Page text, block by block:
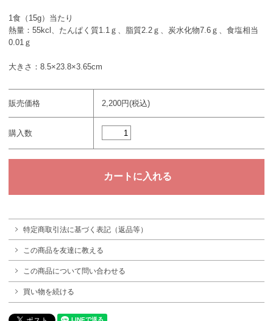
1食（15g）当たり
熱量：55kcl、たんぱく質1.1ｇ、脂質2.2ｇ、炭水化物7.6ｇ、食塩相当
0.01ｇ
大きさ：8.5×23.8×3.65cm
販売価格 2,200円(税込)
購入数
特定商取引法に基づく表記（返品等）
この商品を友達に教える
この商品について問い合わせる
買い物を続ける